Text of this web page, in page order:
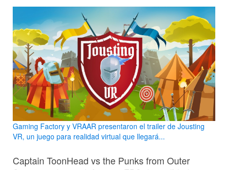
Gaming Factory y VRAAR presentaron el trailer de Jousting
VR, un juego para realidad virtual que llegará...
Captain ToonHead vs the Punks from Outer